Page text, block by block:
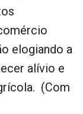
elogiando a
alívio e
(Com